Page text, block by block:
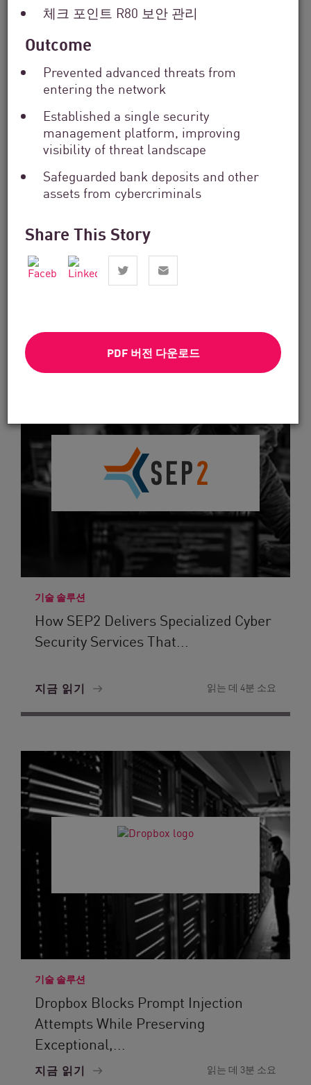
체크 포인트 R80 보안 관리
Outcome
Prevented advanced threats from
entering the network
Established a single security
management platform, improving
visibility of threat landscape
Safeguarded bank deposits and other
assets from cybercriminals
Share This Story
PDF 버전 다운로드
From Dashboard Chaos To A Single
Risk Score:...
기술 솔루션
How SEP2 Delivers Specialized Cyber
Security Services That...
지금 읽기 읽는 데 4분 소요
기술 솔루션
Dropbox Blocks Prompt Injection
Attempts While Preserving
Exceptional,...
지금 읽기 읽는 데 3분 소요